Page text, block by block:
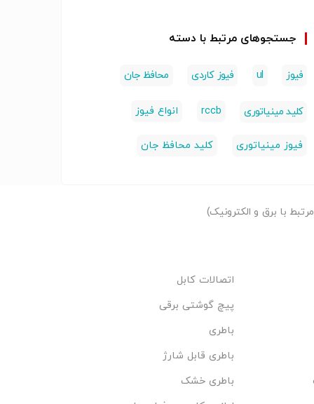
جستجوهای مرتبط با دسته
فیوز ul فیوز کاردی محافظ جان
کلید مینیاتوری rccb انواع فیوز
فیوز مینیاتوری کلید محافظ جان
با برق و الکترونیک)
اتصالات کابل
پیچ گوشتی برقی
باطری
باطری قابل شارژ
باطری خشک